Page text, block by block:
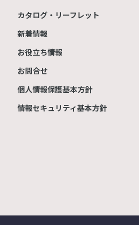
カタログ・リーフレット
新着情報
お役立ち情報
お問合せ
個人情報保護基本方針
情報セキュリティ基本方針